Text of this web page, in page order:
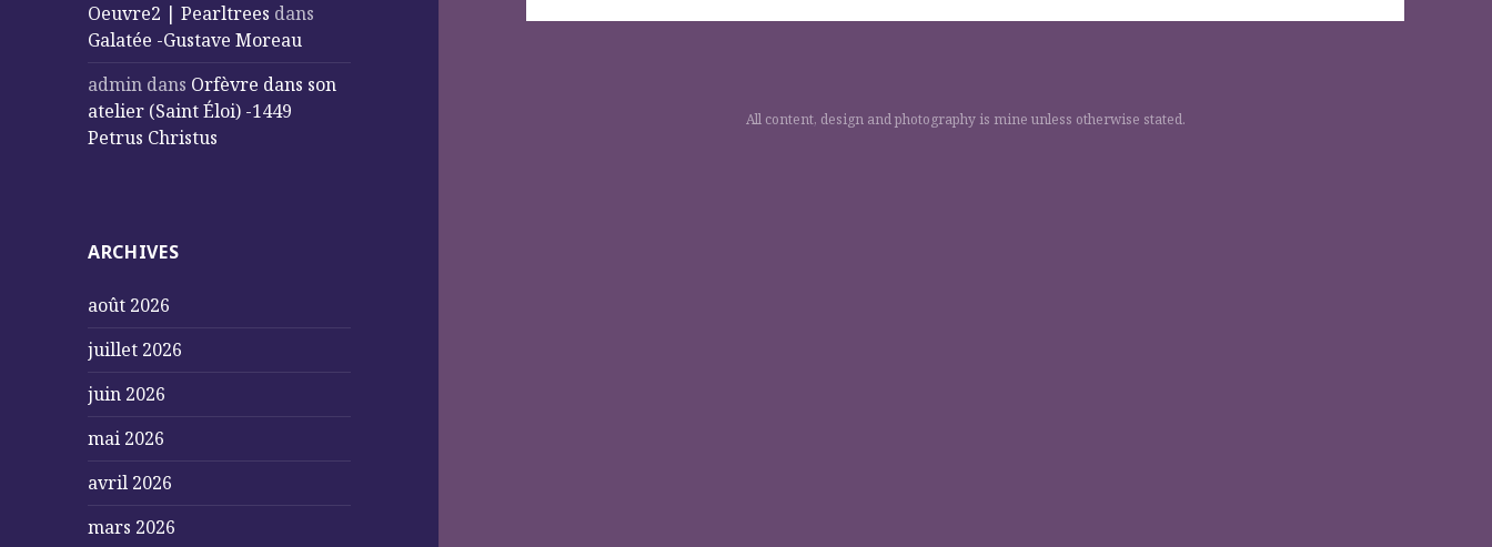
Oeuvre2 | Pearltrees dans
Galatée -Gustave Moreau
admin dans Orfèvre dans son
atelier (Saint Éloi) -1449
Petrus Christus
ARCHIVES
août 2026
juillet 2026
juin 2026
mai 2026
avril 2026
mars 2026
All content, design and photography is mine unless otherwise stated.